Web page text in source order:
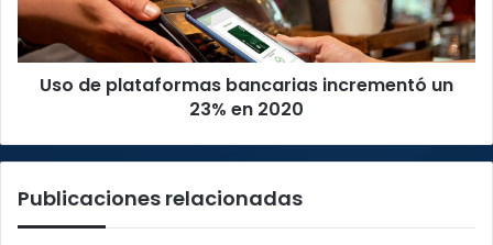
23%
en
2020
Uso de plataformas bancarias incrementó un
23% en 2020
Publicaciones relacionadas